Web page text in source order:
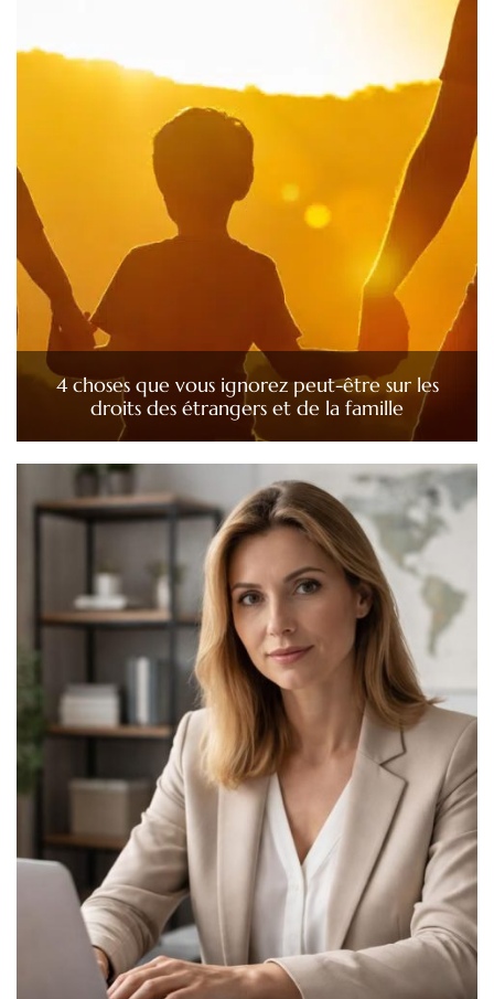
4 choses que vous ignorez peut-être sur les
droits des étrangers et de la famille